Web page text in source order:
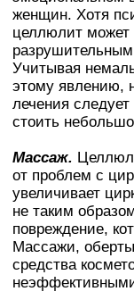
женщин. Хотя
целлюлит
Учитывая
этому явлению,
лечения
стоить
Массаж.
от проблем с
увеличивает
не таким
повреждение,
Массажи,
средства